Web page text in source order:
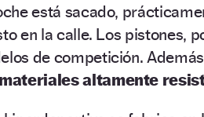
está sacado,
en la calle. Los pistones,
de competición.
materiales altamente